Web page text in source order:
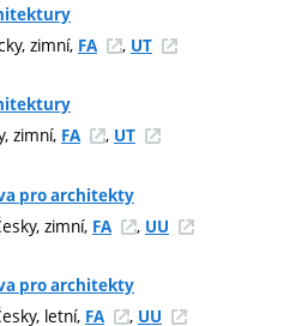
zimní, FA , UT
zimní, FA , UT
pro architekty
zimní, FA , UU
pro architekty
letní, FA , UU